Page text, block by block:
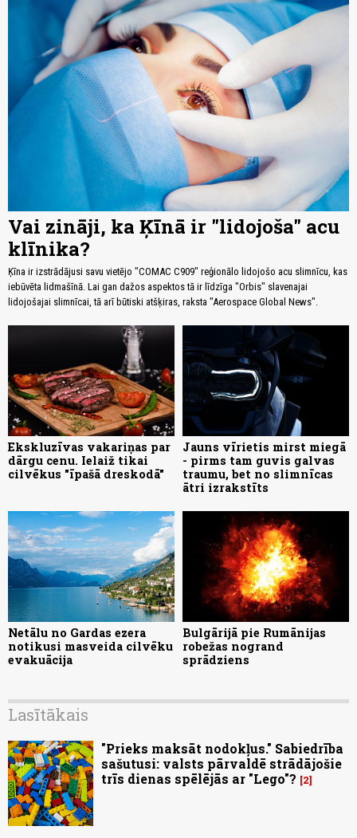
Vai zināji, ka Ķīnā ir "lidojoša" acu
klīnika?
Ķīna ir izstrādājusi savu vietējo "COMAC C909" reģionālo lidojošo acu slimnīcu, kas
iebūvēta lidmašīnā. Lai gan dažos aspektos tā ir līdzīga "Orbis" slavenajai
lidojošajai slimnīcai, tā arī būtiski atšķiras, raksta "Aerospace Global News".
Ekskluzīvas vakariņas par
dārgu cenu. Ielaiž tikai
cilvēkus "īpašā dreskodā"
Jauns vīrietis mirst miegā
- pirms tam guvis galvas
traumu, bet no slimnīcas
ātri izrakstīts
Netālu no Gardas ezera
notikusi masveida cilvēku
evakuācija
Bulgārijā pie Rumānijas
robežas nogrand
sprādziens
Lasītākais
"Prieks maksāt nodokļus." Sabiedrība
sašutusi: valsts pārvaldē strādājošie
trīs dienas spēlējās ar "Lego"?
2